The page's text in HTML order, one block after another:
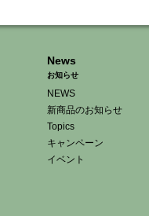
News
お知らせ
NEWS
新商品のお知らせ
Topics
キャンペーン
イベント